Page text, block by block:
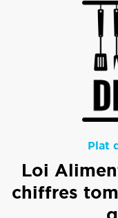
Plat
Loi
chiffres